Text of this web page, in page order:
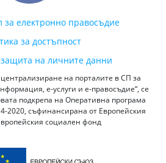
за електронно правосъдие
за достъпност
на личните данни
на порталите в СП за
е-услуги и е-правосъдие“, се
подкрепа на Оперативна програма
2020, съфинансирана от Европейския
социален фонд